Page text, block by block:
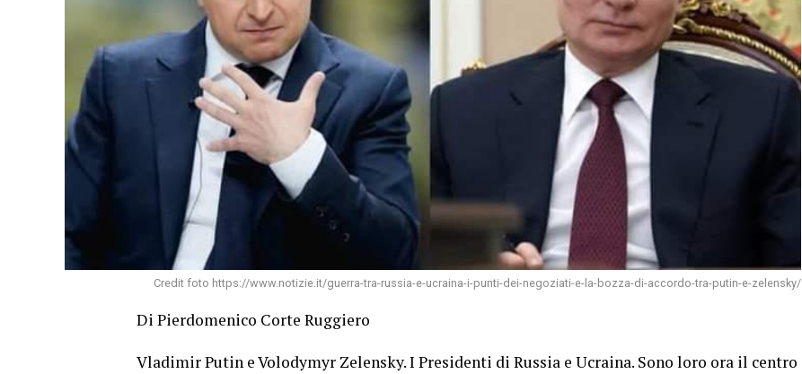
Credit foto https://www.notizie.it/guerra-tra-russia-e-ucraina-i-punti-dei-negoziati-e-la-bozza-di-accordo-tra-putin-e-zelensky/
Di Pierdomenico Corte Ruggiero
Vladimir Putin e Volodymyr Zelensky. I Presidenti di Russia e Ucraina. Sono loro ora il centro